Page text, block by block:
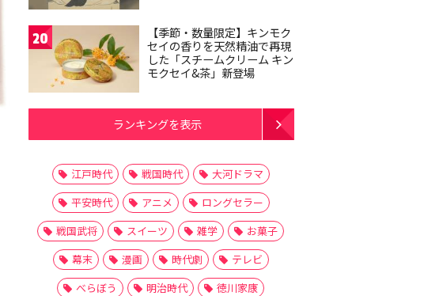
20
【季節・数量限定】キンモク
セイの香りを天然精油で再現
した「スチームクリーム キン
モクセイ&茶」新登場
ランキングを表示
江戸時代 戦国時代
大河ドラマ
平安時代
アニメ
ロングセラー
戦国武将
スイーツ 雑学
お菓子
幕末
漫画 時代劇
テレビ
べらぼう
明治時代
徳川家康